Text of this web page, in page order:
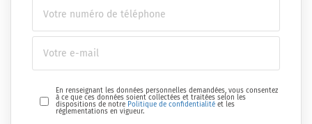
En renseignant les données personnelles demandées, vous consentez
à ce que ces données soient collectées et traitées selon les
dispositions de notre Politique de confidentialité et les
réglementations en vigueur.